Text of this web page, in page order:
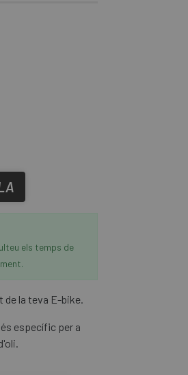
els temps de
la teva E-bike.
és específic per a